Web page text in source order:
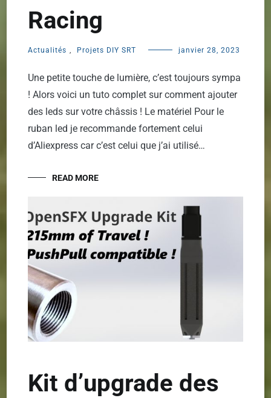
Racing
Actualités , Projets DIY SRT janvier 28, 2023
Une petite touche de lumière, c’est toujours sympa
! Alors voici un tuto complet sur comment ajouter
des leds sur votre châssis ! Le matériel Pour le
ruban led je recommande fortement celui
d’Aliexpress car c’est celui que j’ai utilisé…
READ MORE
Kit d’upgrade des